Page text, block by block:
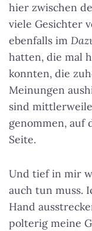
hier zwischen
viele Gesichter
ebenfalls im
hatten, die mal
konnten, die
Meinungen
sind
genommen, auf
Seite.
Und tief in mir
auch tun muss.
Hand
polterig meine